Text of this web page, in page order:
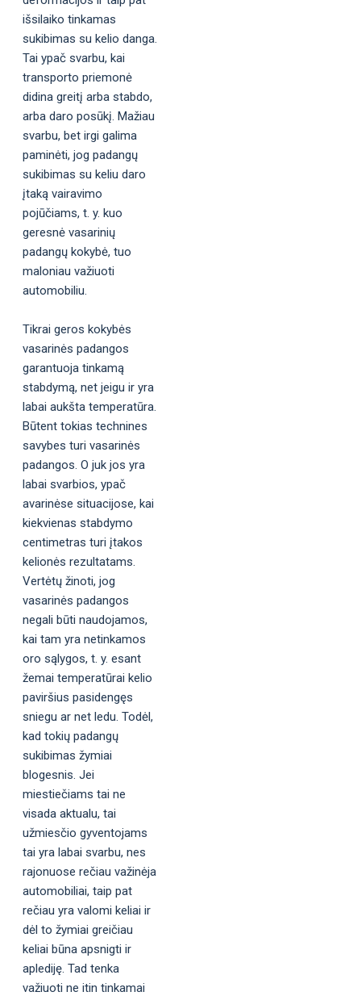
išsilaiko tinkamas
sukibimas su kelio danga.
Tai ypač svarbu, kai
transporto priemonė
didina greitį arba stabdo,
arba daro posūkį. Mažiau
svarbu, bet irgi galima
paminėti, jog padangų
sukibimas su keliu daro
įtaką vairavimo
pojūčiams, t. y. kuo
geresnė vasarinių
padangų kokybė, tuo
maloniau važiuoti
automobiliu.
Tikrai geros kokybės
vasarinės padangos
garantuoja tinkamą
stabdymą, net jeigu ir yra
labai aukšta temperatūra.
Būtent tokias technines
savybes turi vasarinės
padangos. O juk jos yra
labai svarbios, ypač
avarinėse situacijose, kai
kiekvienas stabdymo
centimetras turi įtakos
kelionės rezultatams.
Vertėtų žinoti, jog
vasarinės padangos
negali būti naudojamos,
kai tam yra netinkamos
oro sąlygos, t. y. esant
žemai temperatūrai kelio
paviršius pasidengęs
sniegu ar net ledu. Todėl,
kad tokių padangų
sukibimas žymiai
blogesnis. Jei
miestiečiams tai ne
visada aktualu, tai
užmiesčio gyventojams
tai yra labai svarbu, nes
rajonuose rečiau važinėja
automobiliai, taip pat
rečiau yra valomi keliai ir
dėl to žymiai greičiau
keliai būna apsnigti ir
aplediję. Tad tenka
važiuoti ne itin tinkamai